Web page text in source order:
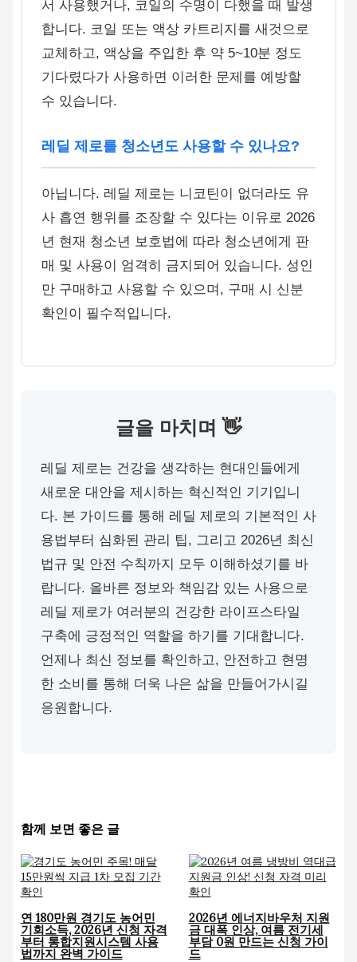
서 사용했거나, 코일의 수명이 다했을 때 발생
합니다. 코일 또는 액상 카트리지를 새것으로
교체하고, 액상을 주입한 후 약 5~10분 정도
기다렸다가 사용하면 이러한 문제를 예방할
수 있습니다.
레딜 제로를 청소년도 사용할 수 있나요?
아닙니다. 레딜 제로는 니코틴이 없더라도 유
사 흡연 행위를 조장할 수 있다는 이유로 2026
년 현재 청소년 보호법에 따라 청소년에게 판
매 및 사용이 엄격히 금지되어 있습니다. 성인
만 구매하고 사용할 수 있으며, 구매 시 신분
확인이 필수적입니다.
글을 마치며 👋
레딜 제로는 건강을 생각하는 현대인들에게
새로운 대안을 제시하는 혁신적인 기기입니
다. 본 가이드를 통해 레딜 제로의 기본적인 사
용법부터 심화된 관리 팁, 그리고 2026년 최신
법규 및 안전 수칙까지 모두 이해하셨기를 바
랍니다. 올바른 정보와 책임감 있는 사용으로
레딜 제로가 여러분의 건강한 라이프스타일
구축에 긍정적인 역할을 하기를 기대합니다.
언제나 최신 정보를 확인하고, 안전하고 현명
한 소비를 통해 더욱 나은 삶을 만들어가시길
응원합니다.
함께 보면 좋은 글
연 180만원 경기도 농어민
기회소득, 2026년 신청 자격
부터 통합지원시스템 사용
법까지 완벽 가이드
2026년 에너지바우처 지원
금 대폭 인상, 여름 전기세
부담 0원 만드는 신청 가이
드